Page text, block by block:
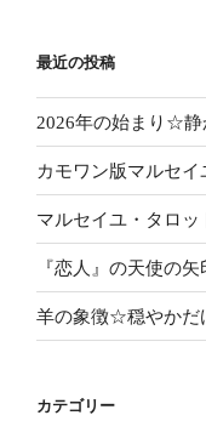
ー
シ
ョ
ン
最近の投稿
2026年の始まり☆
カモワン版マルセ
マルセイユ・タロ
『恋人』の天使の
羊の象徴☆穏やかだ
カテゴリー